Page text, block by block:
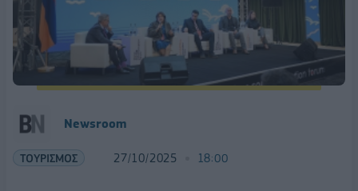
Newsroom
ΤΟΥΡΙΣΜΟΣ 27/10/2025 18:00